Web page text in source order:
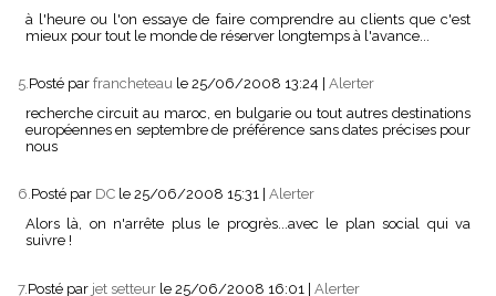
à l'heure ou l'on essaye de faire comprendre au clients que c'est
mieux pour tout le monde de réserver longtemps à l'avance...
5.Posté par francheteau le 25/06/2008 13:24
Alerter
recherche circuit au maroc, en bulgarie ou tout autres destinations
européennes en septembre de préférence sans dates précises pour
nous
6.Posté par DC le 25/06/2008 15:31 Alerter
Alors là, on n'arrête plus le progrès...avec le plan social qui va
suivre !
7. Posté par jet setteur le 25/06/2008 16:01 | Alerter